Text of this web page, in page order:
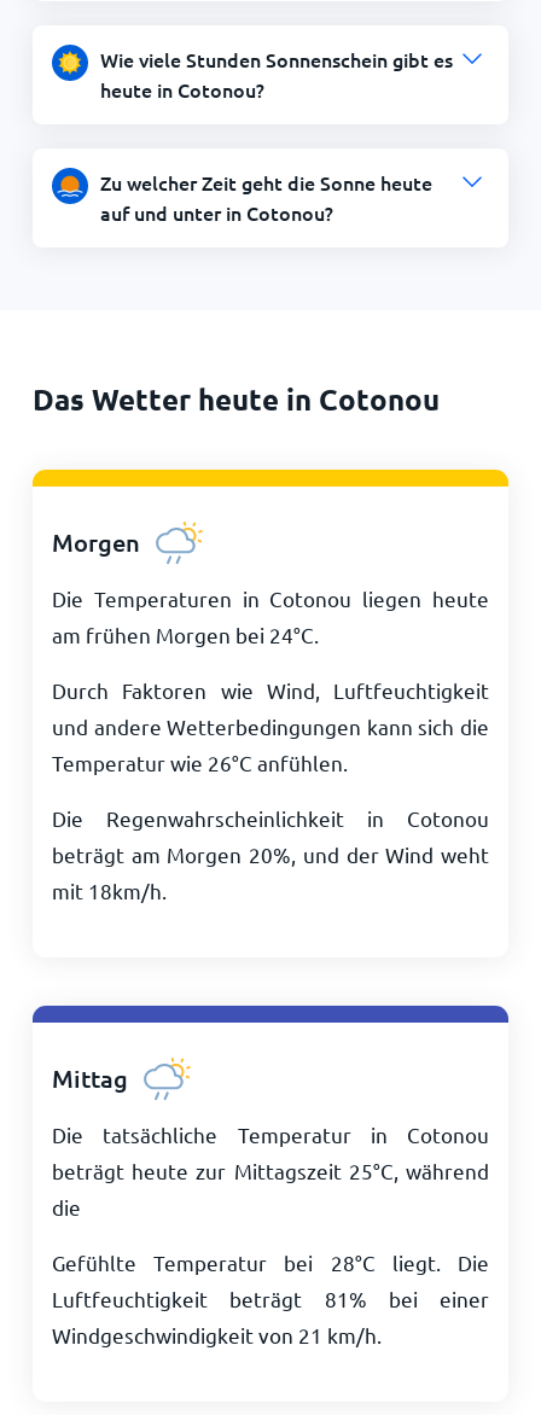
Wie viele Stunden Sonnenschein gibt es
heute in Cotonou?
Zu welcher Zeit geht die Sonne heute
auf und unter in Cotonou?
Das Wetter heute in Cotonou
Morgen
Die Temperaturen in Cotonou liegen heute
am frühen Morgen bei 24°C
Durch Faktoren wie Wind, Luftfeuchtigkeit
und andere Wetterbedingungen kann sich die
Temperatur wie 26°C anfühlen.
Die Regenwahrscheinlichkeit in Cotonou
beträgt am Morgen 20%, und der Wind weht
mit 18km/h
Mittag
Die tatsächliche Temperatur in Cotonou
beträgt heute zur Mittagszeit 25°C , während
die
Gefühlte Temperatur bei 28°C liegt. Die
Luftfeuchtigkeit beträgt 81% bei einer
Windgeschwindigkeit von 21 km/h